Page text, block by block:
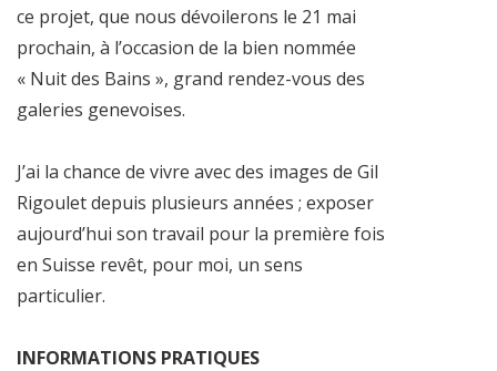
ce projet, que nous dévoilerons le 21 mai
prochain, à l’occasion de la bien nommée
« Nuit des Bains », grand rendez-vous des
galeries genevoises.
J’ai la chance de vivre avec des images de Gil
Rigoulet depuis plusieurs années ; exposer
aujourd’hui son travail pour la première fois
en Suisse revêt, pour moi, un sens
particulier.
INFORMATIONS PRATIQUES